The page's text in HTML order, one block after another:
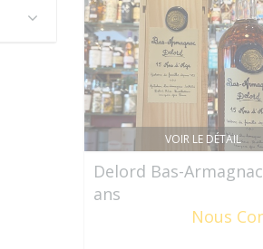
VOIR LE DÉTAIL
Delord Bas-
ans
Nous